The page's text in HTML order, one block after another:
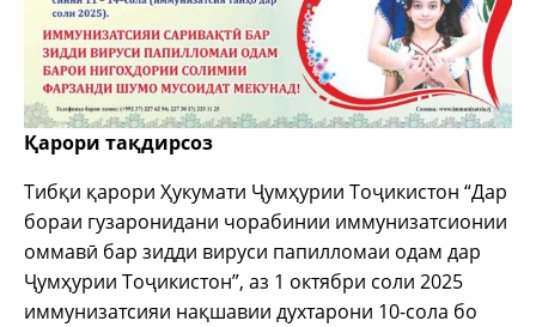
Қарори тақдирсоз
Тибқи қарори Ҳукумати Ҷумҳурии Тоҷикистон “Дар
бораи гузаронидани чорабинии иммунизатсионии
оммавӣ бар зидди вируси папилломаи одам дар
Ҷумҳурии Тоҷикистон”, аз 1 октябри соли 2025
иммунизатсияи нақшавии духтарони 10-сола бо